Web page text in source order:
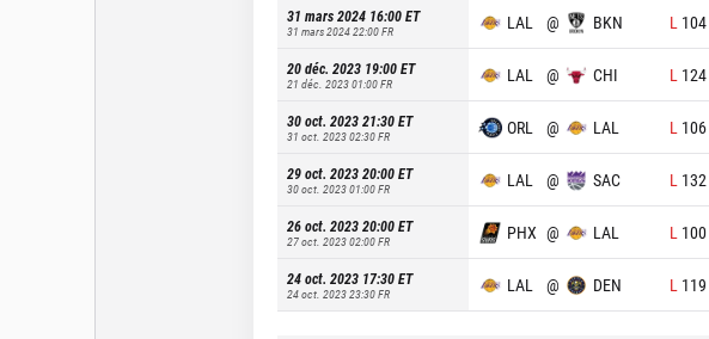
31 mars 2024 16:00ET
31 mars 2024 22:00FR LAL @ BKN L 104
20 déc. 2023 19:00ET
21 déc. 2023 01:00FR LAL @ CHI L 124
30 oct. 2023 21:30ET
31 oct. 2023 02:30FR ORL @ LAL L 106
29 oct. 2023 20:00ET
30 oct. 2023 01:00FR LAL @ SAC L 132
26 oct. 2023 20:00ET
27 oct. 2023 02:00FR PHX @ LAL L 100
24 oct. 2023 17:30ET
24 oct. 2023 23:30FR LAL @ DEN L 119